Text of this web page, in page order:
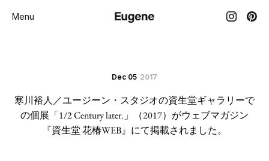
Menu
Dec 05 2017
寒川裕人／ユージーン・スタジオの資生堂ギャラリーで
の個展「1/2 Century later.」（2017）がウェブマガジン
『資生堂 花椿WEB』にて掲載されました。